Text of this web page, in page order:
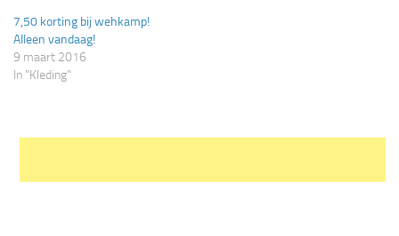
7,50 korting bij wehkamp!
Alleen vandaag!
9 maart 2016
In "Kleding"